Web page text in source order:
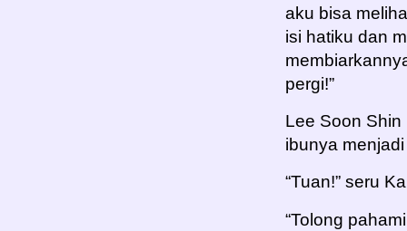
aku bisa
isi hatiku dan
pergi!”
Lee Soon
ibunya
“Tuan!” seru
“Tolong